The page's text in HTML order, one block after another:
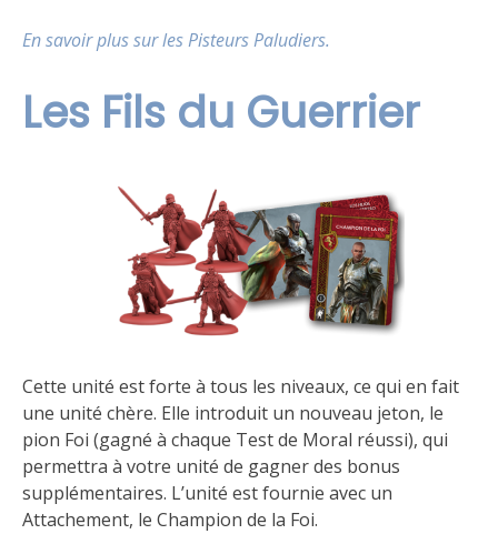
En savoir plus sur les Pisteurs Paludiers.
Les Fils du Guerrier
Cette unité est forte à tous les niveaux, ce qui en fait
une unité chère. Elle introduit un nouveau jeton, le
pion Foi (gagné à chaque Test de Moral réussi), qui
permettra à votre unité de gagner des bonus
supplémentaires. L’unité est fournie avec un
Attachement, le Champion de la Foi.